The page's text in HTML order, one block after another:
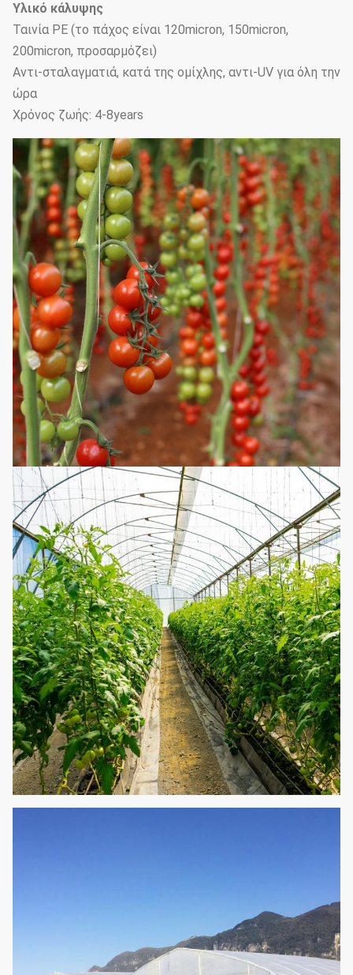
Υλικό κάλυψης
Ταινία PE (το πάχος είναι 120micron, 150micron,
200micron, προσαρμόζει)
Αντι-σταλαγματιά, κατά της ομίχλης, αντι-UV για όλη την
ώρα
Χρόνος ζωής: 4-8years